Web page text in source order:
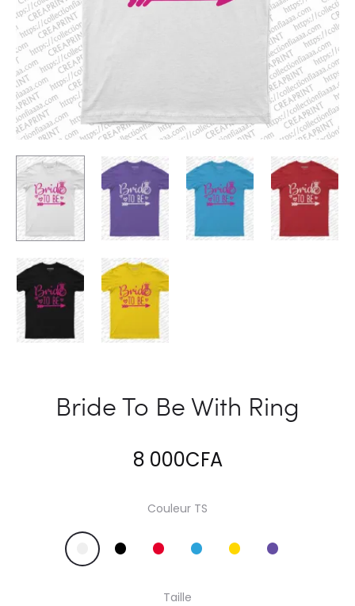
Bride To Be With Ring
8 000CFA
Couleur TS
Taille